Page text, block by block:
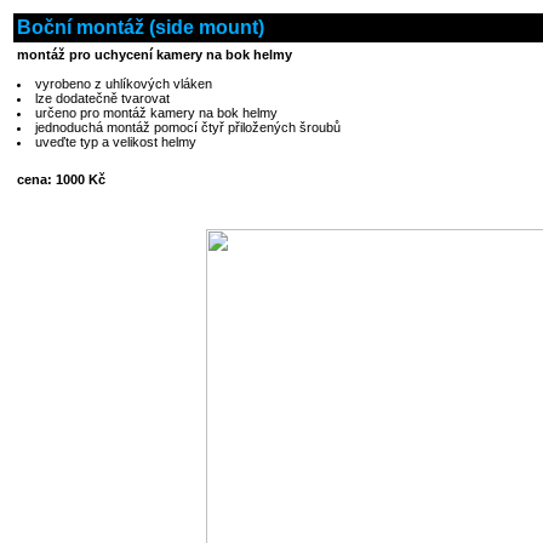
Boční montáž (side mount)
montáž pro uchycení kamery na bok helmy
vyrobeno z uhlíkových vláken
lze dodatečně tvarovat
určeno pro montáž kamery na bok helmy
jednoduchá montáž pomocí čtyř přiložených šroubů
uveďte typ a velikost helmy
cena: 1000 Kč